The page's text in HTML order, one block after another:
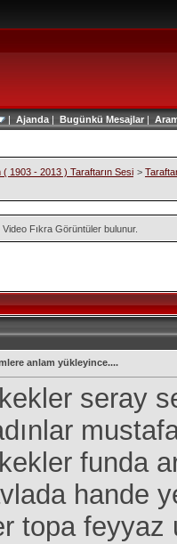
| Ajanda | Bugünkü Mesajlar|
1903 - 2013 ) Taraftarın Sesi >
Fıkra Görüntüler bulunur.
anlam yükleyince....
seray
funda
hande
topa feyyaz